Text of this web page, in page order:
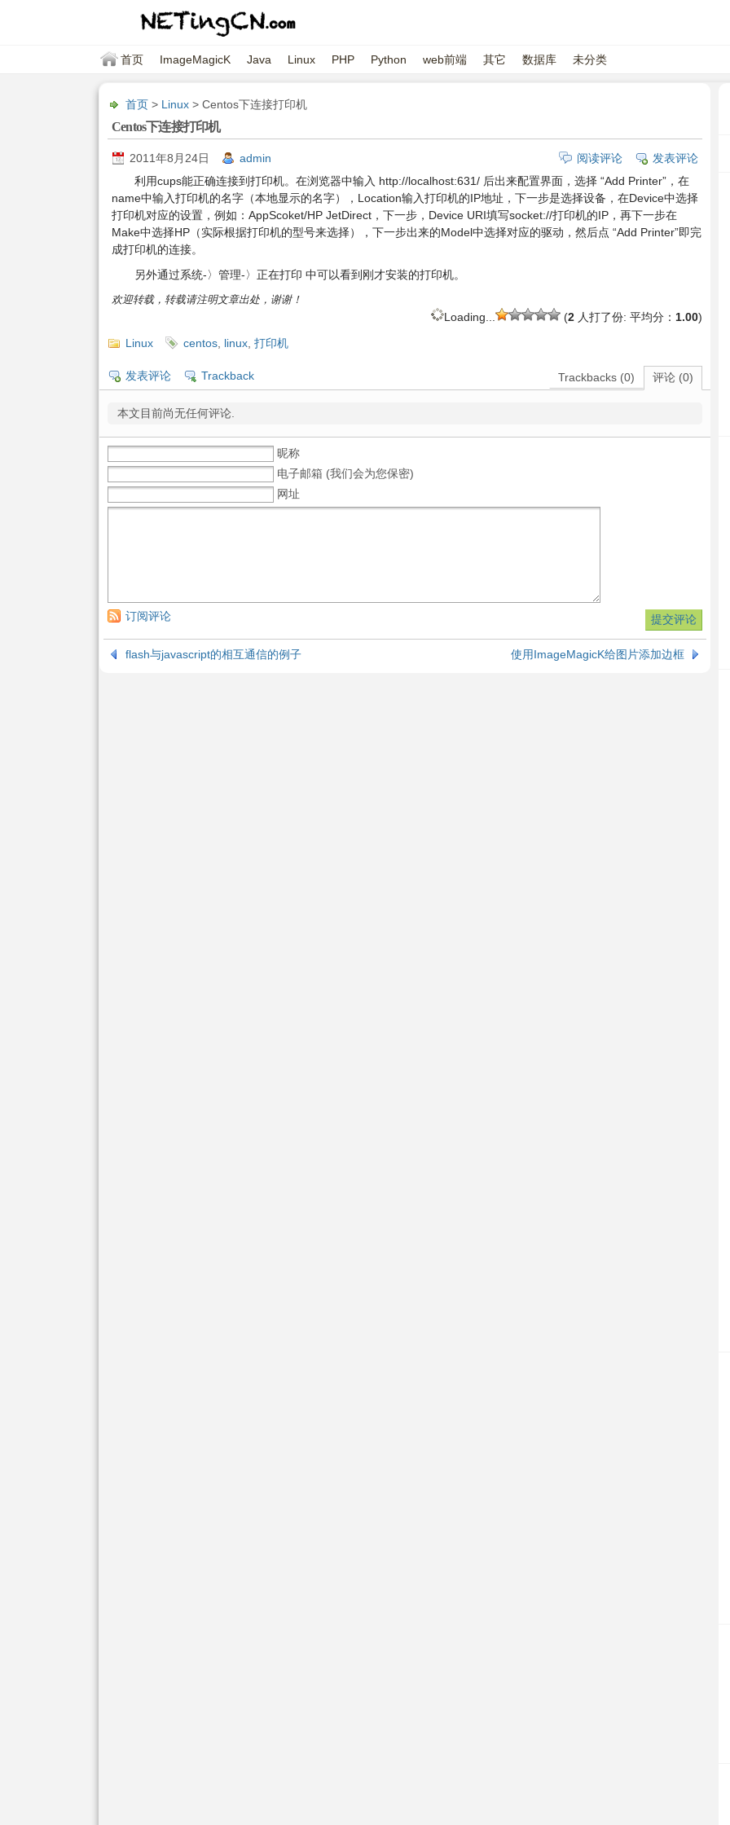
首页 ImageMagicK Java Linux PHP Python web前端 其它 数据库 未分类
首页 > Linux > Centos下连接打印机
Centos下连接打印机
2011年8月24日 admin 发表评论
阅读评论
利用cups能正确连接到打印机。在浏览器中输入 http://localhost:631/ 后出来配置界面，选择 “Add Printer”，在
name中输入打印机的名字（本地显示的名字），Location输入打印机的IP地址，下一步是选择设备，在Device中选择
打印机对应的设置，例如：AppScoket/HP JetDirect，下一步，Device URI填写socket://打印机的IP，再下一步在
Make中选择HP（实际根据打印机的型号来选择），下一步出来的Model中选择对应的驱动，然后点 “Add Printer”即完
成打印机的连接。
另外通过系统-〉管理-〉正在打印 中可以看到刚才安装的打印机。
欢迎转载，转载请注明文章出处，谢谢！
(2 人打了份: 平均分： 1.00)
Loading...
Linux
centos linux 打印机
评论 (0)
Trackbacks (0)
发表评论 Trackback
本文目前尚无任何评论.
昵称
电子邮箱 (我们会为您保密)
网址
订阅评论
flash与javascript的相互通信的例子 使用ImageMagicK给图片添加边框